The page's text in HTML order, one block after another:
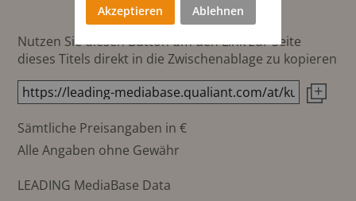
Nutzen Sie diesen Button um den Link zur Seite
dieses Titels direkt in die Zwischenablage zu kopieren
Sämtliche Preisangaben in €
Alle Angaben ohne Gewähr
LEADING MediaBase Data
Akzeptieren Ablehnen